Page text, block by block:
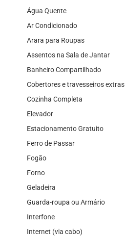
Água Quente
Ar Condicionado
Arara para Roupas
Assentos na Sala de Jantar
Banheiro Compartilhado
Cobertores e travesseiros extras
Cozinha Completa
Elevador
Estacionamento Gratuito
Ferro de Passar
Fogão
Forno
Geladeira
Guarda-roupa ou Armário
Interfone
Internet (via cabo)